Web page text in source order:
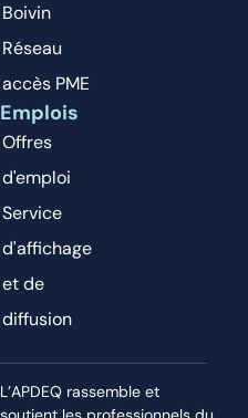
Boivin
Réseau
accès PME
Emplois
Offres
d'emploi
Service
d'affichage
et de
diffusion
L’APDEQ rassemble et